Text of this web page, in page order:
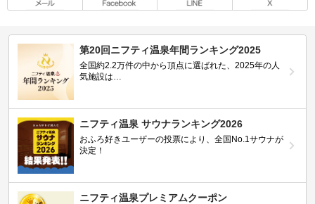
第20回ニフティ温泉年間ランキング2025
全国約2.2万件の中から頂点に選ばれた、2025年の人
気施設は…
ニフティ温泉 サウナランキング2026
おふろ好きユーザーの投票により、全国No.1サウナが
決定！
ニフティ温泉プレミアムクーポン